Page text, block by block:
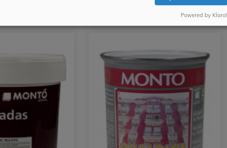
Powered by Klaro!